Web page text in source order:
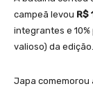
campeã levou R$
integrantes e 10%
valioso) da edição.
Japa comemorou